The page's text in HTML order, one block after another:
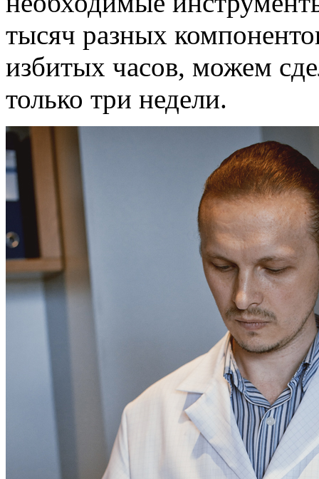
тысяч разных
избитых часов, можем
только три недели.